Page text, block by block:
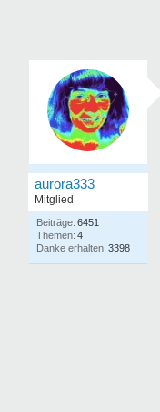
aurora333
Mitglied
6451
4
3398